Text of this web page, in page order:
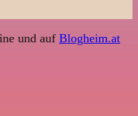
und auf Blogheim.at